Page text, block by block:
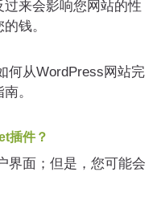
来会影响您网站的性
钱。
从WordPress网站完
。
插件？
面；但是，您可能会